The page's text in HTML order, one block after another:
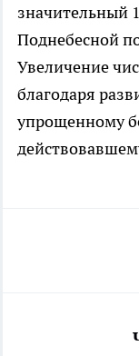
значительный
Поднебесной
Увеличение
благодаря
упрощенному